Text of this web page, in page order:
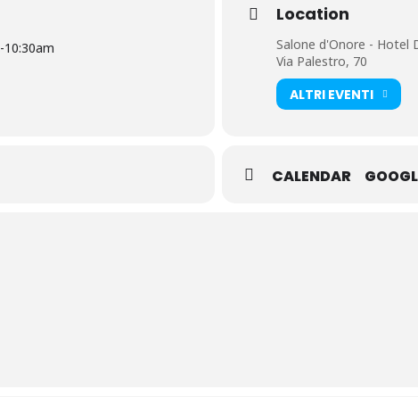
-10:30am
Location
Salone d'Onore - Hotel
Via Palestro, 70
ALTRI EVENTI
CALENDAR